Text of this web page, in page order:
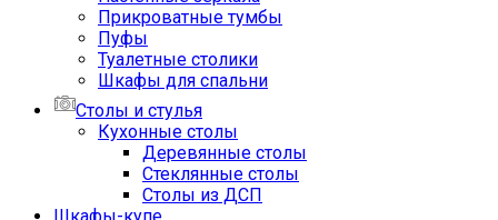
Прикроватные тумбы
Пуфы
Туалетные столики
Шкафы для спальни
Столы и стулья
Кухонные столы
Деревянные столы
Стеклянные столы
Столы из ДСП
Шкафы-купе